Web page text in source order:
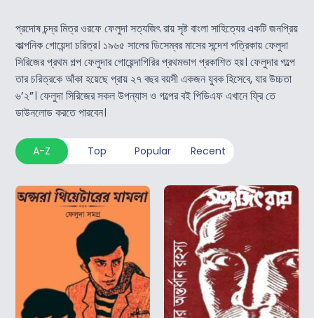
প্রদোষ চন্দ্র মিত্র ওরফে ফেলুদা সত্যজিৎ রায় সৃষ্ট বাংলা সাহিত্যের একটি জনপ্রিয়
কাল্পনিক গোয়েন্দা চরিত্র। ১৯৬৫ সালের ডিসেম্বর মাসের সন্দেশ পত্রিকায় ফেলুদা
সিরিজের প্রথম গল্প ফেলুদার গোয়েন্দাগিরির প্রথমভাগ প্রকাশিত হয়। ফেলুদার গল্পে
তার চরিত্রকে আঁকা হয়েছে প্রায় ২৭ বছর বয়সী একজন যুবক হিসেবে, যার উচ্চতা
৬’২”। ফেলুদা সিরিজের সকল উপন্যাস ও গল্পের বই পিডিএফ এখানে ফ্রি তে
ডাউনলোড করতে পারবেন।
A-Z Top Popular Recent